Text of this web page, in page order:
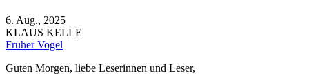
6. Aug., 2025
KLAUS KELLE
Früher Vogel
Guten Morgen, liebe Leserinnen und Leser,